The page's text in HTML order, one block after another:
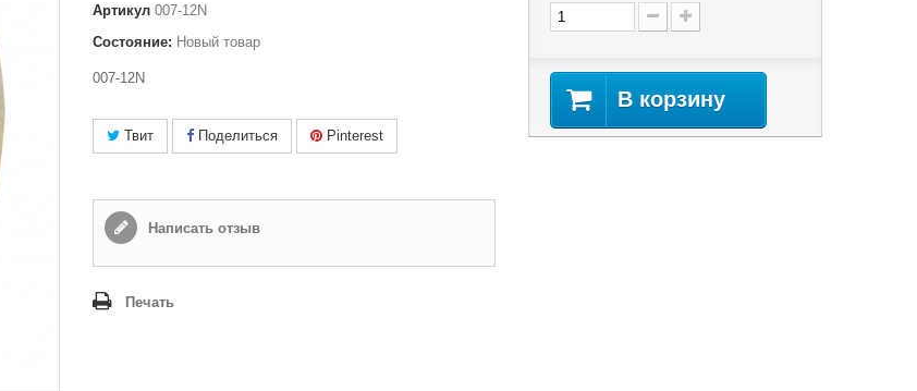
Артикул 007-12N
Состояние: Новый товар
007-12N
Твит Поделиться Pinterest
Написать отзыв
Печать
В корзину